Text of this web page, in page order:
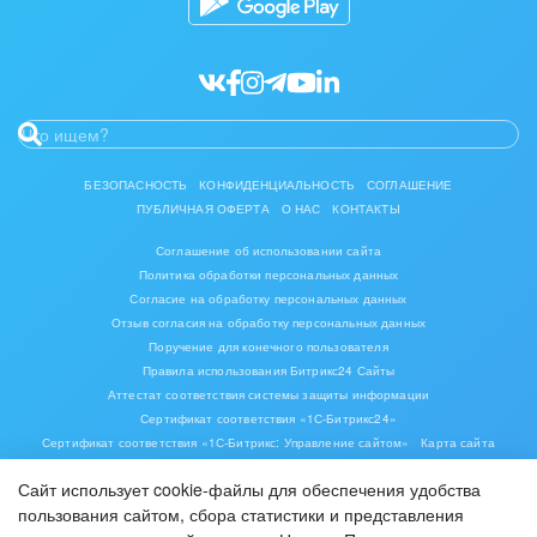
БЕЗОПАСНОСТЬ КОНФИДЕНЦИАЛЬНОСТЬ
СОГЛАШЕНИЕ
ПУБЛИЧНАЯ ОФЕРТА
О НАС КОНТАКТЫ
Соглашение об использовании сайта
Политика обработки персональных данных
Согласие на обработку персональных данных
Отзыв согласия на обработку персональных данных
Поручение для конечного пользователя
Правила использования Битрикс24 Сайты
Аттестат соответствия системы защиты информации
Сертификат соответствия «1С-Битрикс24»
Сертификат соответствия «1С-Битрикс: Управление сайтом»
Карта сайта
Сайт использует cookie-файлы для обеспечения удобства
пользования сайтом, сбора статистики и представления